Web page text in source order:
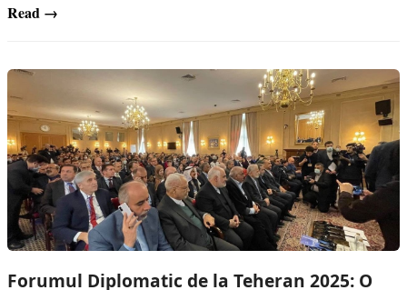
Read →
Forumul Diplomatic de la Teheran 2025: O